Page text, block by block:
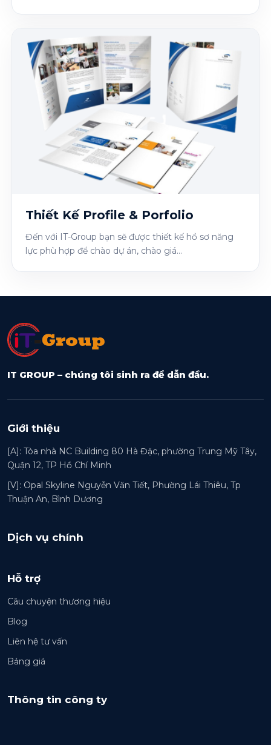
Thiết Kế Profile & Porfolio
Đến với IT-Group bạn sẽ được thiết kế hồ sơ năng
lực phù hợp để chào dự án, chào giá...
IT GROUP – chúng tôi sinh ra để dẫn đầu.
Giới thiệu
[A]: Tòa nhà NC Building 80 Hà Đặc, phường Trung Mỹ Tây,
Quận 12, TP Hồ Chí Minh
[V]: Opal Skyline Nguyễn Văn Tiết, Phường Lái Thiêu, Tp
Thuận An, Bình Dương
Dịch vụ chính
Hỗ trợ
Câu chuyện thương hiệu
Blog
Liên hệ tư vấn
Bảng giá
Thông tin công ty